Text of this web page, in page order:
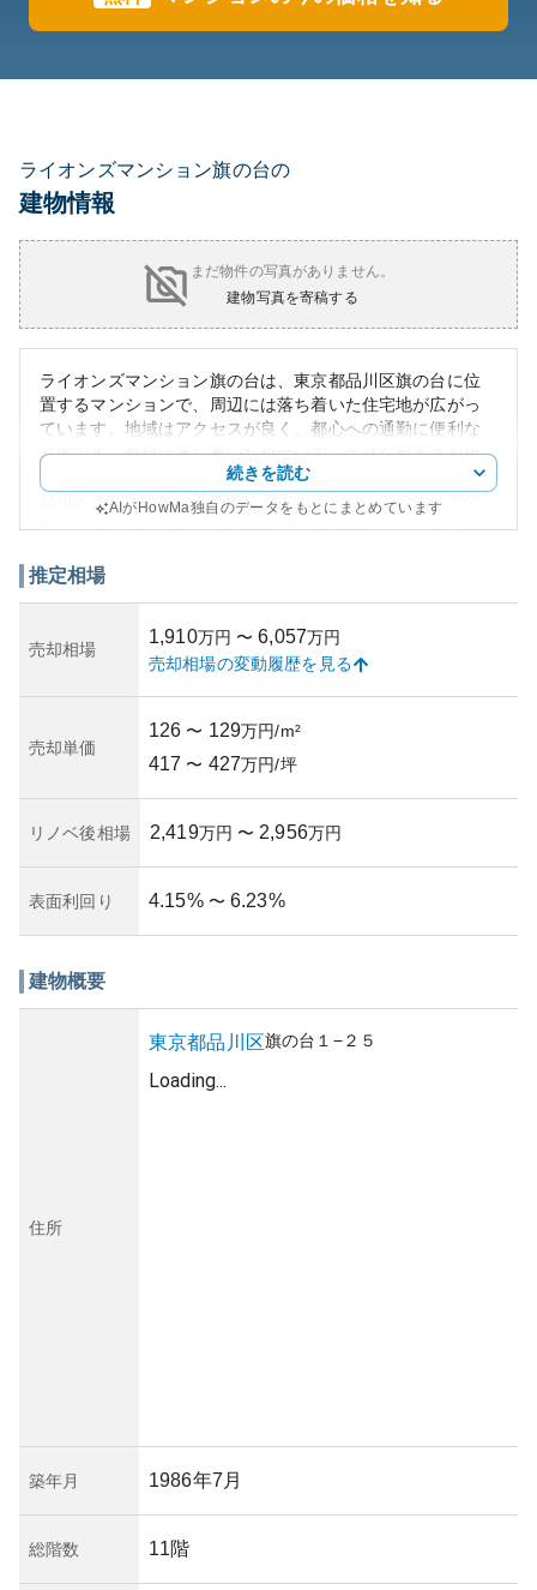
ライオンズマンション旗の台の
建物情報
まだ物件の写真がありません。
建物写真を寄稿する
ライオンズマンション旗の台は、東京都品川区旗の台に位
置するマンションで、周辺には落ち着いた住宅地が広がっ
ています。地域はアクセスが良く、都心への通勤に便利な
立地です。外観は落ち着いた色合いで、余計な華美さを排
した洗練されたデザインが特徴です。資産性に関しては、
品川区の住宅市場は基本的に安定しており、このエリアの
するものの、利便性の高い地域であり、リスクが比較的低
ただし、中古物件のため細部の状況確認は事前に行うべき
です。壊れた設備の費用や修繕計画の確認も、総合的な判
断材料として考慮すべきでしょう。
続きを読む
AIがHowMa独自のデータをもとにまとめています
推定相場
売却相場
1,910万円 〜 6,057万円
売却相場の変動履歴を見る
売却単価
126 〜 129万円/m²
417 〜 427万円/坪
リノベ後相場 2,419万円 〜 2,956万円
表面利回り 4.15% 〜 6.23%
建物概要
住所
東京都品川区旗の台 １−２５
Loading...
築年月 1986年7月
総階数 11階